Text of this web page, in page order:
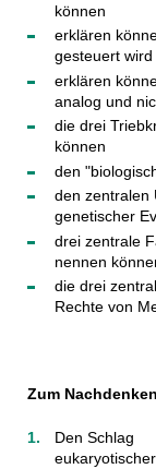
können
erklären
gesteuert wird
erklären
analog und
die drei
können
den
den zentralen
genetischer
drei zentrale
nennen
die drei
Rechte von
Zum Nachdenken
Den Schlag
eukaryotischer